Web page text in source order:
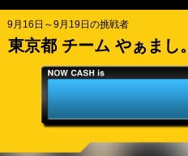
東京都 チーム やぁまし。
9月16日～9月19日の挑戦者